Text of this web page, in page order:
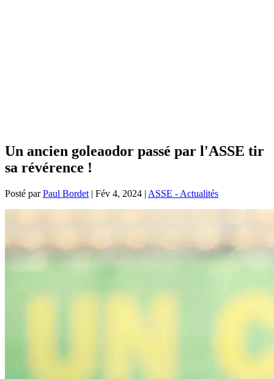
Un ancien goleaodor passé par l'ASSE tir
sa révérence !
Posté parPaul Bordet | Fév 4, 2024 | ASSE - Actualités